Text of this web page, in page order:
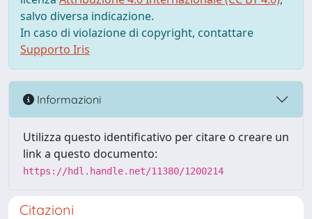
salvo diversa indicazione.
In caso di violazione di copyright, contattare
Supporto Iris
Informazioni
Utilizza questo identificativo per citare o creare un
link a questo documento:
https://hdl.handle.net/11380/1200214
Citazioni